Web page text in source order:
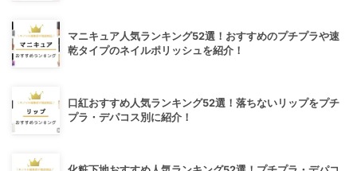
マニキュア人気ランキング52選！おすすめのプチプラや速
乾タイプのネイルポリッシュを紹介！
口紅おすすめ人気ランキング52選！落ちないリップをプチ
プラ・デパコス別に紹介！